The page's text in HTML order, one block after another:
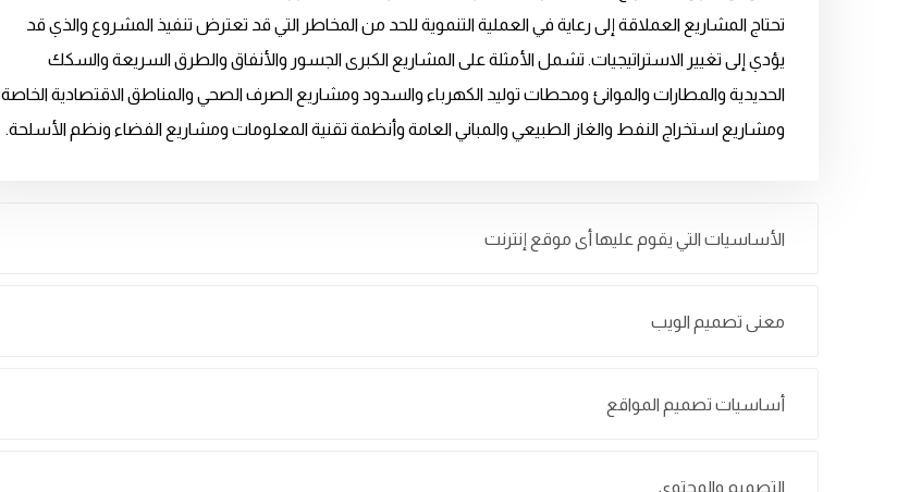
تحتاج المشاريع العملاقة إلى رعاية في العملية التنموية للحد من المخاطر التي قد تعترض تنفيذ المشروع والذي قد
يؤدي إلى تغيير الاستراتيجيات. تشمل الأمثلة على المشاريع الكبرى الجسور والأنفاق والطرق السريعة والسكك
الحديدية والمطارات والموانئ ومحطات توليد الكهرباء والسدود ومشاريع الصرف الصحي والمناطق الاقتصادية الخاصة
ومشاريع استخراج النفط والغاز الطبيعي والمباني العامة وأنظمة تقنية المعلومات ومشاريع الفضاء ونظم الأسلحة.
الأساسيات التي يقوم عليها أى موقع إنترنت
معنى تصميم الويب
أساسيات تصميم المواقع
التصميم والمحتوى